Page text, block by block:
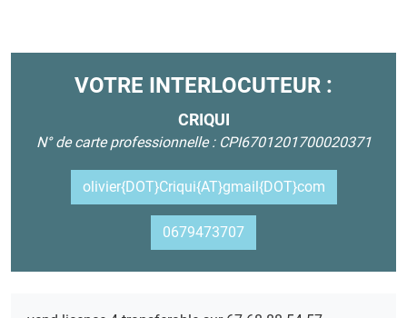
VOTRE INTERLOCUTEUR :
CRIQUI
N° de carte professionnelle : CPI6701201700020371
olivier{DOT}Criqui{AT}gmail{DOT}com
0679473707